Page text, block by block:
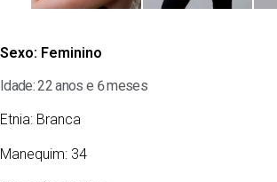
Sexo: Feminino
Idade: 22 anos e 6 meses
Etnia: Branca
Manequim: 34